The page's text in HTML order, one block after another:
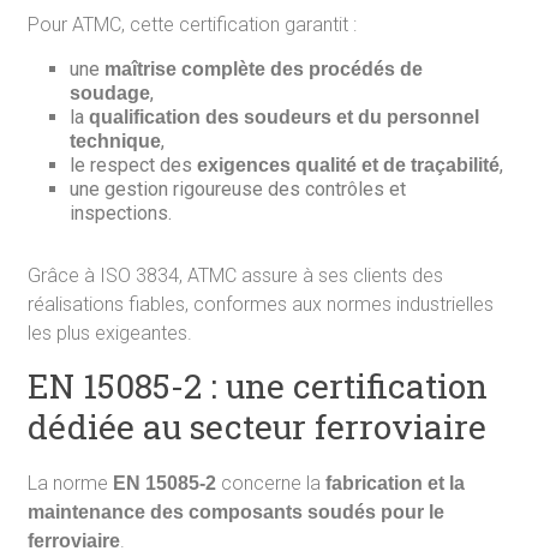
Pour ATMC, cette certification garantit :
une maîtrise complète des procédés de
soudage,
laqualification des soudeurs et du personnel
technique,
le respect desexigences qualité et de traçabilité,
une gestion rigoureuse des contrôles et
inspections.
Grâce à ISO 3834, ATMC assure à ses clients des
réalisations fiables, conformes aux normes industrielles
les plus exigeantes.
EN 15085-2 : une certification
dédiée au secteur ferroviaire
La norme EN 15085-2 concerne lafabrication et la
maintenance des composants soudés pour le
ferroviaire.